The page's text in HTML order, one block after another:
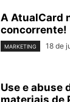
A AtualCard
concorrente!
MARKETING 18 de
Use e abuse